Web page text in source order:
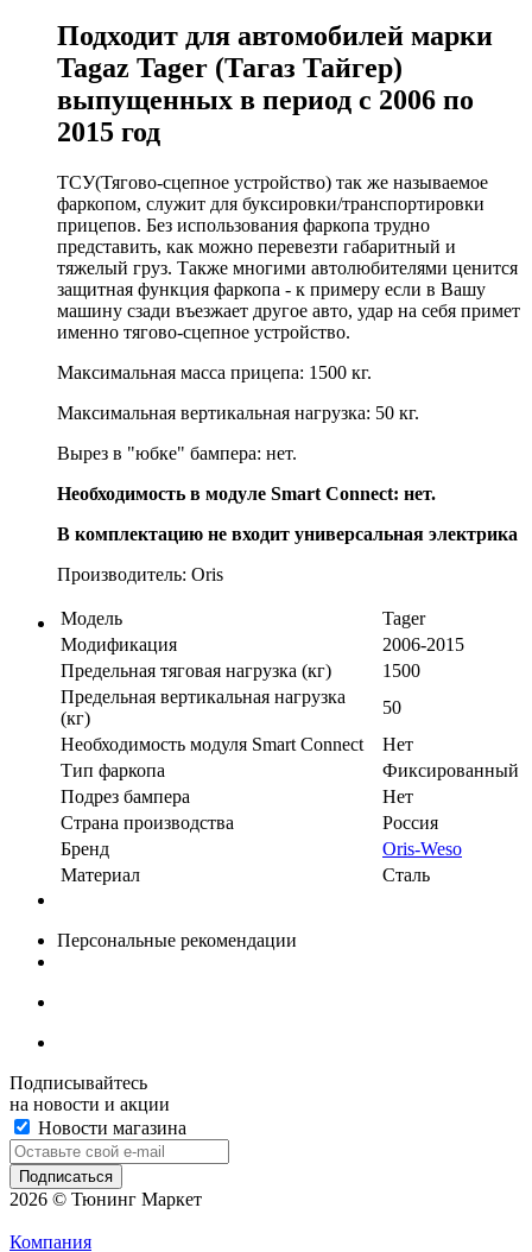
Подходит для автомобилей марки
Tagaz Tager (Тагаз Тайгер)
выпущенных в период с 2006 по
2015 год
ТСУ(Тягово-сцепное устройство) так же называемое
фаркопом, служит для буксировки/транспортировки
прицепов. Без использования фаркопа трудно
представить, как можно перевезти габаритный и
тяжелый груз. Также многими автолюбителями ценится
защитная функция фаркопа - к примеру если в Вашу
машину сзади въезжает другое авто, удар на себя примет
именно тягово-сцепное устройство.
Максимальная масса прицепа: 1500 кг.
Максимальная вертикальная нагрузка: 50 кг.
Вырез в "юбке" бампера: нет.
Необходимость в модуле Smart Connect: нет.
В комплектацию не входит универсальная электрика
Производитель: Oris
Модель
Tager
Модификация
2006-2015
Предельная тяговая нагрузка (кг)
1500
Предельная вертикальная нагрузка
(кг)
50
Необходимость модуля Smart Connect
Нет
Тип фаркопа
Фиксированный
Подрез бампера
Нет
Страна производства
Россия
Бренд
Oris-Weso
Материал
Сталь
Персональные рекомендации
Подписывайтесь
на новости и акции
Новости магазина
2026 © Тюнинг Маркет
Компания